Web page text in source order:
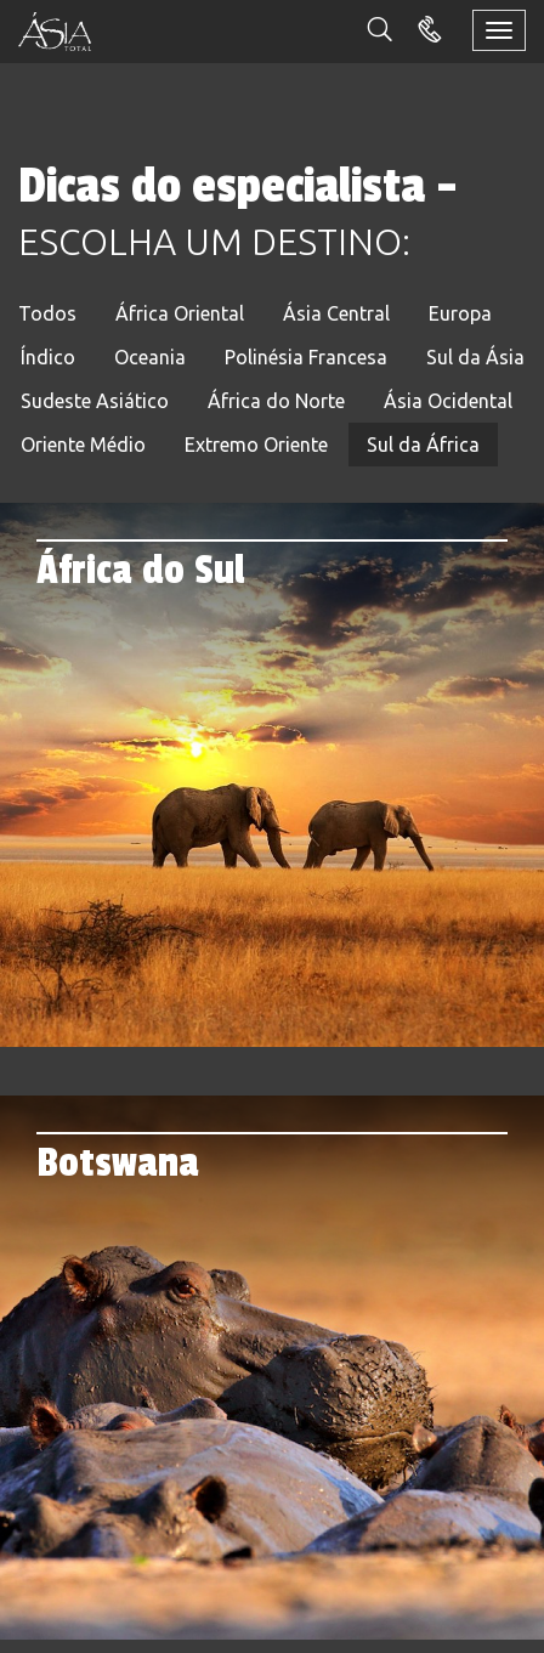
Dicas do especialista -
ESCOLHA UM DESTINO:
Todos África Oriental Ásia Central
Europa
Índico
Oceania Polinésia Francesa
Sul da Ásia
Sudeste Asiático
África do Norte
Ásia Ocidental
Oriente Médio
Extremo Oriente Sul da África
África do Sul
Botswana